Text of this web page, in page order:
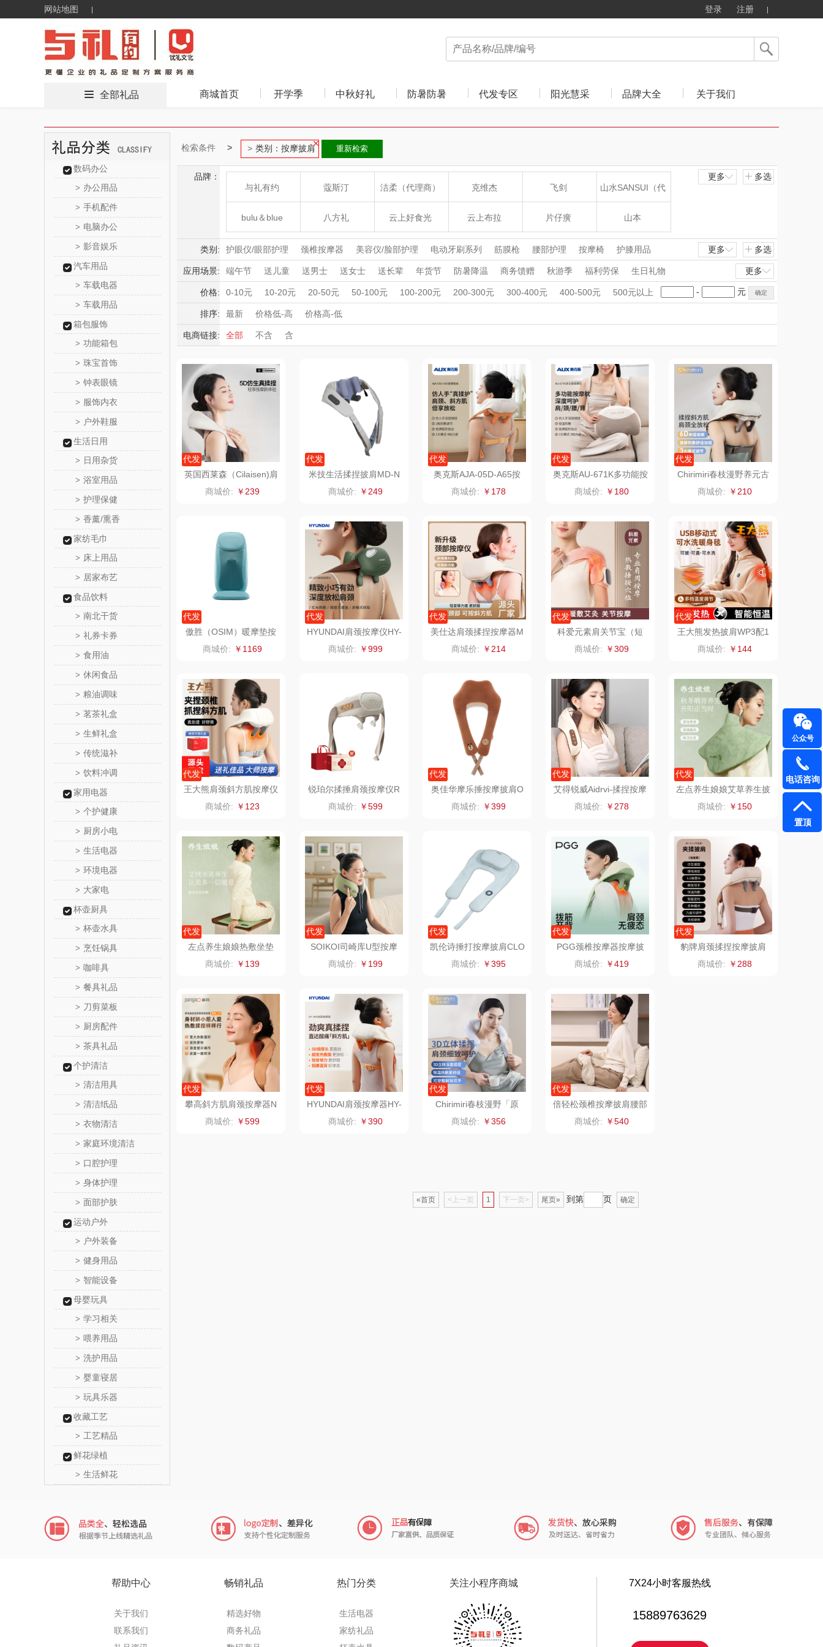
网站地图 登录 注册
全部礼品 商城首页 开学季 中秋好礼 防暑防暑 代发专区 阳光慧采 品牌大全 关于我们
数码办公
> 办公用品
> 手机配件
> 电脑办公
> 影音娱乐
汽车用品
> 车载电器
> 车载用品
箱包服饰
> 功能箱包
> 珠宝首饰
> 钟表眼镜
> 服饰内衣
> 户外鞋服
生活日用
> 日用杂货
> 浴室用品
> 护理保健
> 香薰/熏香
家纺毛巾
> 床上用品
> 居家布艺
食品饮料
> 南北干货
> 礼券卡券
> 食用油
> 休闲食品
> 粮油调味
> 茗茶礼盒
> 生鲜礼盒
> 传统滋补
> 饮料冲调
家用电器
> 个护健康
> 厨房小电
> 生活电器
> 环境电器
> 大家电
杯壶厨具
> 杯壶水具
> 烹饪锅具
> 咖啡具
> 餐具礼品
> 刀剪菜板
> 厨房配件
> 茶具礼品
个护清洁
> 清洁用具
> 清洁纸品
> 衣物清洁
> 家庭环境清洁
> 口腔护理
> 身体护理
> 面部护肤
运动户外
> 户外装备
> 健身用品
> 智能设备
母婴玩具
> 学习相关
> 喂养用品
> 洗护用品
> 婴童寝居
> 玩具乐器
收藏工艺
> 工艺精品
鲜花绿植
> 生活鲜花
检索条件 类别：按摩披肩 重新检索
品牌：
与礼有约
蔻斯汀 洁柔（代理商） 克维杰 飞剑 山水SANSUI（代
理商）
bulu＆blue 八方礼 云上好食光 云上布拉 片仔癀 山本
新秀丽 夏普SHARP 东方沁 绽家 HOLOHOLO 途柏丽TOBERLIR
momo（杯壶） 大嘴猴（杯壶厨具 MOVA 匠心萌宠 YOTTOY
西屋（运动户外） 非一FETANA
DGI
元朗荣华
（线下款）
纽曼Newmine 罗莱 超柔床品 三只松鼠（代理
商）
斯凯奇SKECHER 可口可乐Coca Col 十二夏天 百草味（代理商） LUING BOX
立白（包销款） 润本（套装） 戴可思 康宁 京意之选
阿茜娅（AGIA） 首佩 SWISS MILITARY 罗莱超柔床品
润心 奈雪茶院 克洛特 竹盐
爱润丝婷 形象派 小天鹅 ROBAM老板 康夫
拜灭士 舒蕾（定制款） 洁玉（定制款） 富昌（定制款） 爱国者（移动电
源）
荣诚 江中猴姑 江中食疗 凤凰
保卫蛋蛋 马克图布 苏泊尔（代理商） 九阳（代理商） 晒瑞 实丰文化
五芳斋 立家 山萃
皇家粮仓 干饭熊饱饱 梦洁家纺 BTSM 路悠悠
尹谜 金龙鱼（包销款） 德菲摩尔 保宁 伊莎贝拉
荣事达（品牌方） 得力 润本（套装类） 浪莎 雅鹿 圣耳
真不二 富安娜（包销款
1）
渝情渝礼 千问 杜邦（餐具类）
洁丽雅（包销款） 云栖桦田 百事食品 奥克斯
五丰黎红 小胖爪 可可满分 无印良品（代理
商）
味滋源（品牌方）
银小燕 呼也
泉尔思 润培 百事（饮具类） 三胖蛋
奈斯派索 小度 索爱（个护类） 创维（手表类） 宏太 都乐Dole
邻家饭香 赫兰希 几梦 欧丽薇兰 易路达
天琴 朗赫 西屋（风扇类） 汤姆逊 皮尔卡丹（皮具
类）
傲胜OSIM 艾美特（代理商） 锡品源 狮峰
温仑山（电器类） 洁丽雅（代理商） 康巴赫（锅具类） 万华茶林
壶）
飞利浦（音频类） 珍视明 康恩贝 WENGER/威戈
folli follie 爱国者 KEPO
翼眠 TKK
更多 多选
类别: 护眼仪/眼部护理 颈椎按摩器 美容仪/脸部护理 电动牙刷系列 筋膜枪 腰部护理 按摩椅
护膝用品
毛球修剪器
头部按摩器 腿部按摩器 洗手机 冲牙器 卷/直发器 电动鼻毛修剪器 刮痧仪
按摩披肩
更多 多选
应用场景: 端午节 送儿童 送男士 送女士 送长辈 年货节 防暑降温 商务馈赠 秋游季 福利劳保
生日礼物
积分礼品
周年庆礼品 春游踏青 开学季礼品 毕业季礼品 开门红专区 伴手礼盒 会议礼品
国潮文创
暖冬好物
外事出国 入职礼
高端送礼
开业乔迁 乡村振兴 定制案例 珠宝礼品 酒店旅游 高校礼品 女神节 奶企礼品
银行礼品
保险礼品
建材礼品 政企单位 房地产礼品 汽车礼品 进店礼 情人节 七夕节 建党节 圣诞节
教师节
母亲节
父亲节 护士节 重阳节
更多
价格: 0-10元 10-20元 20-50元 50-100元 100-200元 200-300元 300-400元 400-500元 500元以上 - 元
排序: 最新 价格低-高 价格高-低
电商链接: 全部 不含 含
代发
英国西莱森（Cilaisen)肩
颈按摩仪CP-N5
商城价: ￥239
代发
米技生活揉捏披肩MD-N
商城价: ￥249
代发
奥克斯AJA-05D-A65按
摩披肩
商城价: ￥178
代发
奥克斯AU-671K多功能按
商城价: ￥180
代发
Chirimiri春枝漫野养元古
法按摩披肩F4
商城价: ￥210
代发
傲胜（OSIM）暖摩垫按
摩背垫OS263
商城价: ￥1169
代发
HYUNDAI肩颈按摩仪HY-
商城价: ￥999
代发
美仕达肩颈揉捏按摩器M
S-B396个按摩头
商城价: ￥214
代发
科爱元素肩关节宝（短
款）CI096A
商城价: ￥309
代发
王大熊发热披肩WP3配1
万毫安充电宝
商城价: ￥144
代发
王大熊肩颈斜方肌按摩仪
商城价: ￥123
锐珀尔揉捶肩颈按摩仪R
7MAX
商城价: ￥599
代发
奥佳华摩乐捶按摩披肩O
G2615布朗棕
商城价: ￥399
代发
艾得锐威Aidrvi-揉捏按摩
仪ADR-2312
商城价: ￥278
代发
左点养生娘娘艾草养生披
肩（故宫款）
商城价: ￥150
代发
左点养生娘娘热敷坐垫
（故宫款）
商城价: ￥139
代发
SOIKOI司崎库U型按摩
商城价: ￥199
代发
凯伦诗捶打按摩披肩CLO
RIS-D910
商城价: ￥395
代发
PGG颈椎按摩器按摩披
肩膀斜方肌肩颈部按摩仪
M7森林绿
商城价: ￥419
代发
豹牌肩颈揉捏按摩披肩
（静音马达升级款）BP-
S13
商城价: ￥288
代发
攀高斜方肌肩颈按摩器N
eckK8
商城价: ￥599
代发
HYUNDAI肩颈按摩器HY-
商城价: ￥390
代发
Chirimiri春枝漫野「原
气」SPA按摩披肩F6
商城价: ￥356
代发
倍轻松颈椎按摩披肩腰部
捶打热敷加强版SK-2017
L
商城价: ￥540
«首页 <上一页 1 下一页> 尾页» 到第 页 确定
帮助中心
关于我们
联系我们
畅销礼品
精选好物
商务礼品
热门分类
生活电器
家纺礼品
关注小程序商城 7X24小时客服热线
15889763629
公众号
电话咨询
置顶